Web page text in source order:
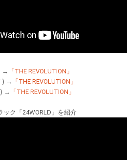
→ 「THE REVOLUTION」
) → 「THE REVOLUTION」
→ 「THE REVOLUTION」
ック「24WORLD」を紹介